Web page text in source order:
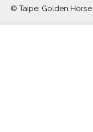
© Taipei Golden